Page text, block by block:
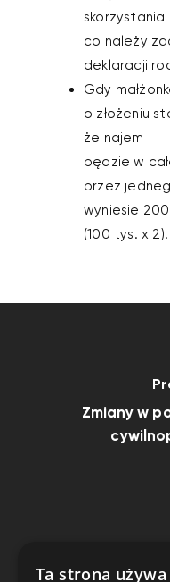
co należy
deklaracji
Gdy
o złożeniu
że najem
będzie w
przez
wyniesie 200
(100 tys. x 2).
Zmiany w
Ta strona